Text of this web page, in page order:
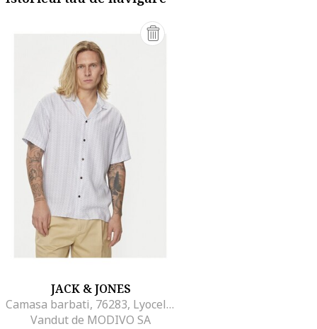
JACK & JONES
Camasa barbati, 76283, Lyocell, Albastru
Vandut de MODIVO SA